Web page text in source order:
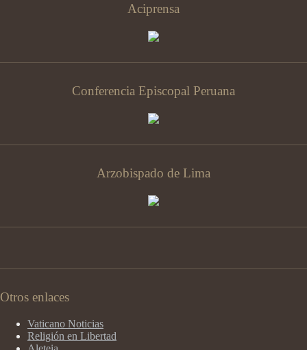
Aciprensa
Conferencia Episcopal Peruana
Arzobispado de Lima
Otros enlaces
Vaticano Noticias
Religión en Libertad